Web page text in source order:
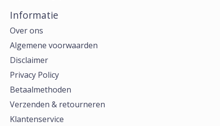
Informatie
Over ons
Algemene voorwaarden
Disclaimer
Privacy Policy
Betaalmethoden
Verzenden & retourneren
Klantenservice